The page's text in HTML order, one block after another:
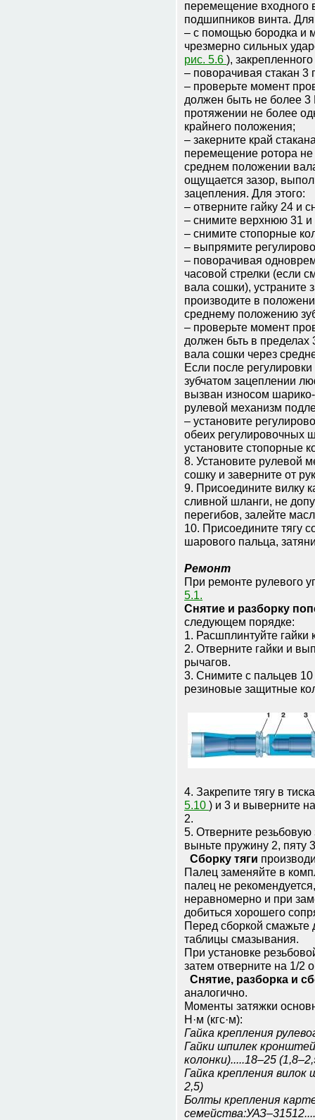
перемещение входного
подшипников винта. Для
– с помощью бородка и
чрезмерно сильных
рис. 5.6 ),
– поворачивая стакан 3
– проверьте момент
должен быть не более 3
протяжении не более
крайнего положения;
– закерните край
перемещение ротора
среднем положении
ощущается зазор,
зацепления. Для этого:
– отверните гайку 24 и
– снимите верхнюю 31
– снимите стопорные
– выпрямите
– поворачивая
часовой стрелки (если
вала сошки), устраните
производите в
среднему положению
– проверьте момент
должен бьть в пределах
вала сошки через
Если после
зубчатом зацеплении
вызван износом
рулевой механизм
– установите
обеих регулировочных
установите стопорные
8. Установите рулевой
сошку и заверните от
9. Присоедините вилку
сливной шланги, не
перегибов, залейте
10. Присоедините тягу
шарового пальца,
Ремонт
При ремонте рулевого
5.1.
Снятие и разборку
следующем порядке:
1. Расшплинтуйте
2. Отверните гайки и
рычагов.
3. Снимите с пальцев
резиновые защитные
4. Закрепите тягу в
5.10 ) и 3 и выверните
2.
5. Отверните резьбовую
выньте пружину 2, пяту
Сборку тяги
Палец заменяйте в
палец не
неравномерно и при
добиться хорошего
Перед сборкой смажьте
таблицы смазывания.
При установке
затем отверните на 1/2
Снятие, разборка и
аналогично.
Моменты затяжки
Н·м (кгс·м):
Гайка крепления
Гайки шпилек
колонки).....18–25
Гайка крепления вилок
2,5)
Болты крепления